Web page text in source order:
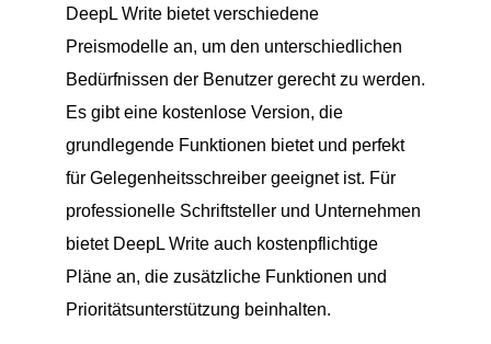
DeepL Write bietet verschiedene
Preismodelle an, um den unterschiedlichen
Bedürfnissen der Benutzer gerecht zu werden.
Es gibt eine kostenlose Version, die
grundlegende Funktionen bietet und perfekt
für Gelegenheitsschreiber geeignet ist. Für
professionelle Schriftsteller und Unternehmen
bietet DeepL Write auch kostenpflichtige
Pläne an, die zusätzliche Funktionen und
Prioritätsunterstützung beinhalten.